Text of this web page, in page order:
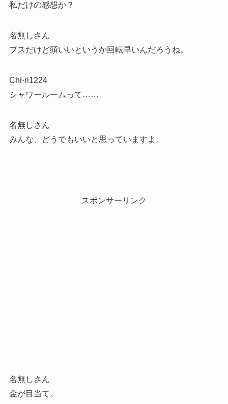
私だけの感想か？
名無しさん
ブスだけど頭いいというか回転早いんだろうね。
Chi-ri1224
シャワールームって……
名無しさん
みんな、どうでもいいと思っていますよ。
スポンサーリンク
名無しさん
金が目当て。